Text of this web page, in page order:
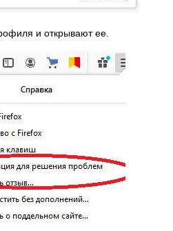
и открывают ее.